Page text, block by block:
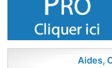
Aides,